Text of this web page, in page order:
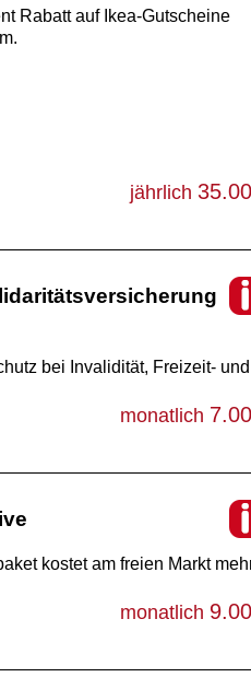
Rabatt auf Ikea-Gutscheine
jährlich
bei Invalidität, Freizeit- und
monatlich
kostet am freien Markt
monatlich